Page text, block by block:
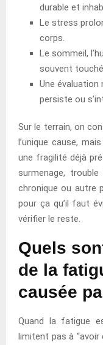
durable et
Le stress
corps.
Le sommeil,
souvent
Une
persiste ou
Sur le terrain, on
l’unique cause,
une fragilité déjà
surmenage,
chronique ou autre
pour ça qu’il faut
vérifier le reste.
Quels
de la
causée
Quand la fatigue
limitent pas à “avoir